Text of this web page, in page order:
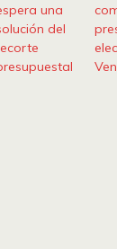
una
del